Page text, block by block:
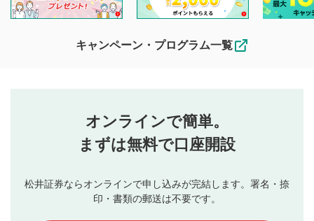
投稿するボタン
星で評価をすると投稿できます。（お名前とコメント
3
動画の評価
他の利用者が動画を視聴される際の参考になるコメントをお
待ちしております。
なお、投稿をもって、本注意事項に同意されたものとみなし
行ってください。
当社は、利用者同士、もしくは利用者と第三者間のトラ
ブルによって生じた損害に対して一切の責任を負いませ
評価およびコメントは当社にて審査のうえ、掲載となり
ます。掲載されるまでに日数がかかる場合や掲載されない
キャンペーン・プログラム一覧
オンラインで簡単。
まずは無料で口座開設
松井証券ならオンラインで申し込みが完結します。署名・捺
印・書類の郵送は不要です。